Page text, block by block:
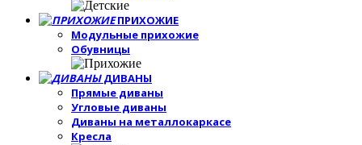
ПРИХОЖИЕ
Модульные прихожие
Обувницы
ДИВАНЫ
Прямые диваны
Угловые диваны
Диваны на металлокаркасе
Кресла